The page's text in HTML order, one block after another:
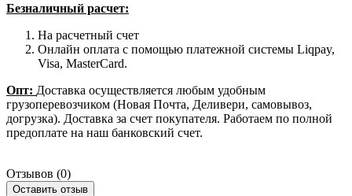
Безналичный расчет:
На расчетный счет
Онлайн оплата с помощью платежной системы Liqpay,
Visa, MasterCard.
Опт: Доставка осуществляется любым удобным
грузоперевозчиком (Новая Почта, Деливери, самовывоз,
догрузка). Доставка за счет покупателя. Работаем по полной
предоплате на наш банковский счет.
Отзывов (0)
Оставить отзыв